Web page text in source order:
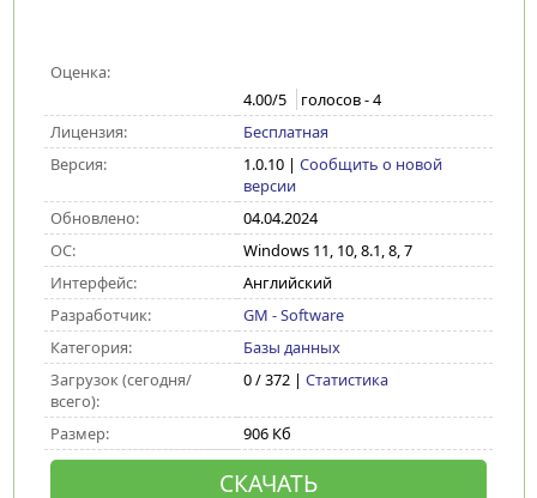
Оценка:
4.00/5 голосов -4
Лицензия:
Бесплатная
Версия:
1.0.10| Сообщить о новой
версии
Обновлено:
04.04.2024
ОС:
Windows 11, 10, 8.1, 8, 7
Интерфейс:
Английский
Разработчик:
GM - Software
Категория:
Базы данных
Загрузок (сегодня/
всего):
0 / 372 | Статистика
Размер: 906 Кб
СКАЧАТЬ